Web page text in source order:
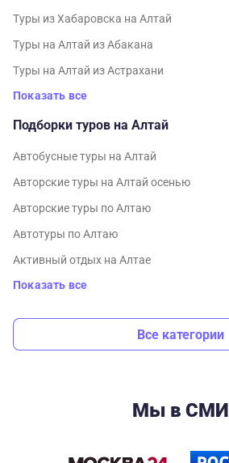
Туры из Хабаровска на Алтай
Туры на Алтай из Абакана
Туры на Алтай из Астрахани
Показать все
Подборки туров на Алтай
Автобусные туры на Алтай
Авторские туры на Алтай осенью
Авторские туры по Алтаю
Автотуры по Алтаю
Активный отдых на Алтае
Показать все
Все категории
Мы в СМИ